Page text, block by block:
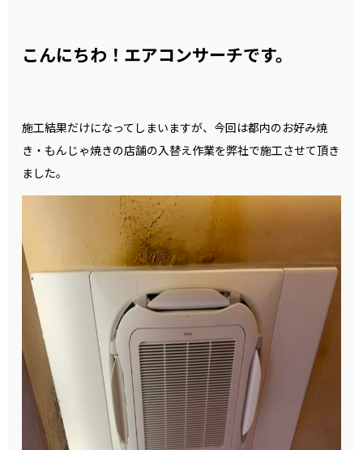
こんにちわ！エアコンサーチです。
施工結果だけになってしまいますが、今回は都内のお好み焼
き・もんじゃ焼きの店舗の入替え作業を弊社で施工させて頂き
ました。